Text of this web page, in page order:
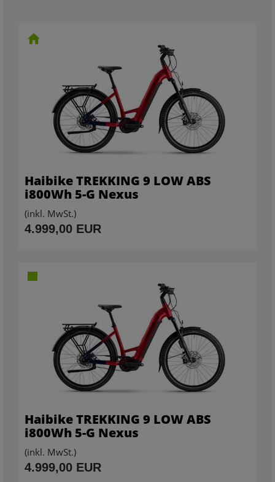
Haibike TREKKING 9 LOW ABS
i800Wh 5-G Nexus
(inkl. MwSt.)
4.999,00 EUR
Haibike TREKKING 9 LOW ABS
i800Wh 5-G Nexus
(inkl. MwSt.)
4.999,00 EUR